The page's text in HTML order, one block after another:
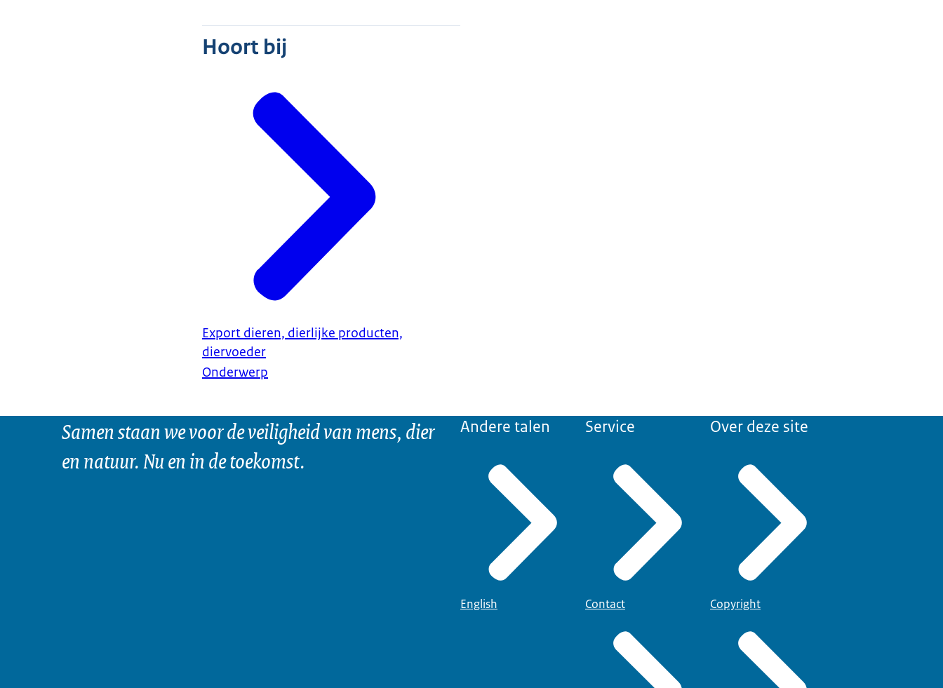
Hoort bij
Export dieren, dierlijke producten,
diervoeder
Onderwerp
Samen staan we voor de veiligheid van mens, dier
en natuur. Nu en in de toekomst.
Andere talen
English
Service
Contact
Over deze site
Copyright